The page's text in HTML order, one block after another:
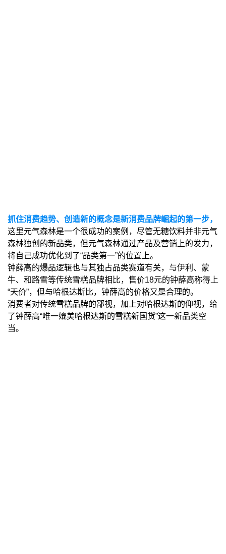
抓住消费趋势、创造新的概念是新消费品牌崛起的第一步，
这里元气森林是一个很成功的案例，尽管无糖饮料并非元气
森林独创的新品类，但元气森林通过产品及营销上的发力，
将自己成功优化到了“品类第一”的位置上。
钟薛高的爆品逻辑也与其独占品类赛道有关，与伊利、蒙
牛、和路雪等传统雪糕品牌相比，售价18元的钟薛高称得上
“天价”，但与哈根达斯比，钟薛高的价格又是合理的。
消费者对传统雪糕品牌的鄙视，加上对哈根达斯的仰视，给
了钟薛高“唯一媲美哈根达斯的雪糕新国货”这一新品类空
当。